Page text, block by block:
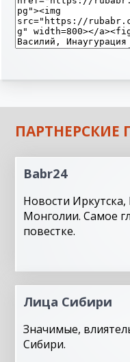
ПАРТНЕРСКИЕ
Babr24
Новости Иркутска,
Монголии. Самое
повестке.
Лица Сибири
Значимые,
Сибири.